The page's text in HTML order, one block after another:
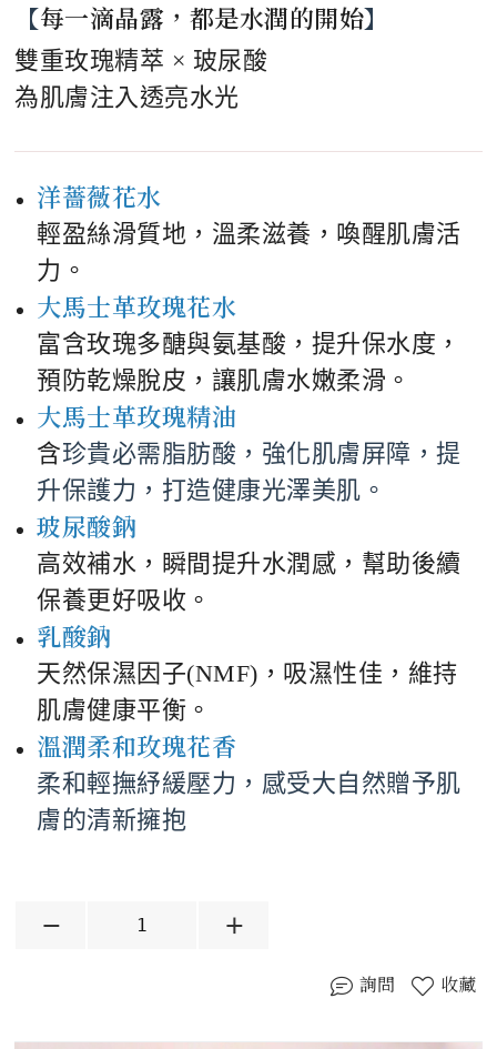
【每一滴晶露，都是水潤的開始】
雙重玫瑰精萃 × 玻尿酸
為肌膚注入透亮水光
洋薔薇花水
輕盈絲滑質地，溫柔滋養，喚醒肌膚活
力。
大馬士革玫瑰花水
富含玫瑰多醣與氨基酸，提升保水度，
預防乾燥脫皮，讓肌膚水嫩柔滑。
大馬士革玫瑰精油
含珍貴必需脂肪酸，強化肌膚屏障，提
升保護力，打造健康光澤美肌。
玻尿酸鈉
高效補水，瞬間提升水潤感，幫助後續
保養更好吸收。
乳酸鈉
天然保濕因子(NMF)，吸濕性佳，維持
肌膚健康平衡。
溫潤柔和玫瑰花香
柔和輕撫紓緩壓力，感受大自然贈予肌
膚的清新擁抱
詢問 收藏